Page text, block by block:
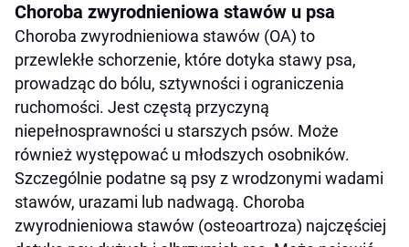
Choroba zwyrodnieniowa stawów u psa
Choroba zwyrodnieniowa stawów (OA) to
przewlekłe schorzenie, które dotyka stawy psa,
prowadząc do bólu, sztywności i ograniczenia
ruchomości. Jest częstą przyczyną
niepełnosprawności u starszych psów. Może
również występować u młodszych osobników.
Szczególnie podatne są psy z wrodzonymi wadami
stawów, urazami lub nadwagą. Choroba
zwyrodnieniowa stawów (osteoartroza) najczęściej